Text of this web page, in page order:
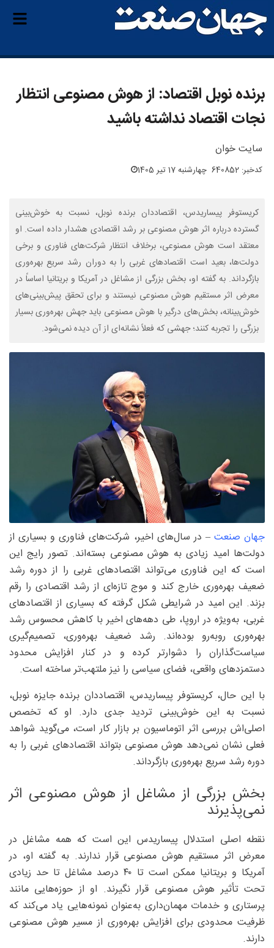
برنده نوبل اقتصاد: از هوش مصنوعی انتظار
نجات اقتصاد نداشته باشید
سایت خوان
کدخبر: 640852 چهارشنبه 17 تیر 1405
کریستوفر پیساریدس، اقتصاددان برنده نوبل، نسبت به خوش‌بینی
گسترده درباره اثر هوش مصنوعی بر رشد اقتصادی هشدار داده است. او
معتقد است هوش مصنوعی، برخلاف انتظار شرکت‌های فناوری و برخی
دولت‌ها، بعید است اقتصادهای غربی را به دوران رشد سریع بهره‌وری
بازگرداند. به گفته او، بخش بزرگی از مشاغل در آمریکا و بریتانیا اساساً در
معرض اثر مستقیم هوش مصنوعی نیستند و برای تحقق پیش‌بینی‌های
خوش‌بینانه، بخش‌های درگیر با هوش مصنوعی باید جهش بهره‌وری بسیار
بزرگی را تجربه کنند؛ جهشی که فعلاً نشانه‌ای از آن دیده نمی‌شود.
جهان صنعت – در سال‌های اخیر، شرکت‌های فناوری و بسیاری از
دولت‌ها امید زیادی به هوش مصنوعی بسته‌اند. تصور رایج این
است که این فناوری می‌تواند اقتصادهای غربی را از دوره رشد
ضعیف بهره‌وری خارج کند و موج تازه‌ای از رشد اقتصادی را رقم
بزند. این امید در شرایطی شکل گرفته که بسیاری از اقتصادهای
غربی، به‌ویژه در اروپا، طی دهه‌های اخیر با کاهش محسوس رشد
بهره‌وری روبه‌رو بوده‌اند. رشد ضعیف بهره‌وری، تصمیم‌گیری
سیاست‌گذاران را دشوارتر کرده و در کنار افزایش محدود
دستمزدهای واقعی، فضای سیاسی را نیز ملتهب‌تر ساخته است.
با این حال، کریستوفر پیساریدس، اقتصاددان برنده جایزه نوبل،
نسبت به این خوش‌بینی تردید جدی دارد. او که تخصص
اصلی‌اش بررسی اثر اتوماسیون بر بازار کار است، می‌گوید شواهد
فعلی نشان نمی‌دهد هوش مصنوعی بتواند اقتصادهای غربی را به
دوره رشد سریع بهره‌وری بازگرداند.
بخش بزرگی از مشاغل از هوش مصنوعی اثر
نمی‌پذیرند
نقطه اصلی استدلال پیساریدس این است که همه مشاغل در
معرض اثر مستقیم هوش مصنوعی قرار ندارند. به گفته او، در
آمریکا و بریتانیا ممکن است تا ۴۰ درصد مشاغل تا حد زیادی
تحت تأثیر هوش مصنوعی قرار نگیرند. او از حوزه‌هایی مانند
پرستاری و خدمات مهمان‌داری به‌عنوان نمونه‌هایی یاد می‌کند که
ظرفیت محدودی برای افزایش بهره‌وری از مسیر هوش مصنوعی
دارند.